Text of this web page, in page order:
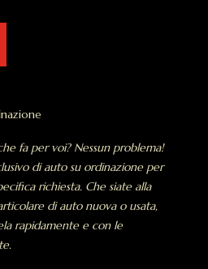
fa per voi? Nessun problema!
di auto su ordinazione per
richiesta. Che siate alla
di auto nuova o usata,
rapidamente e con le